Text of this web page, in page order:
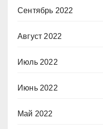
Сентябрь 2022
Август 2022
Июль 2022
Июнь 2022
Май 2022